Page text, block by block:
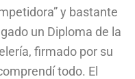
y bastante
un Diploma de la
firmado por su
todo. El